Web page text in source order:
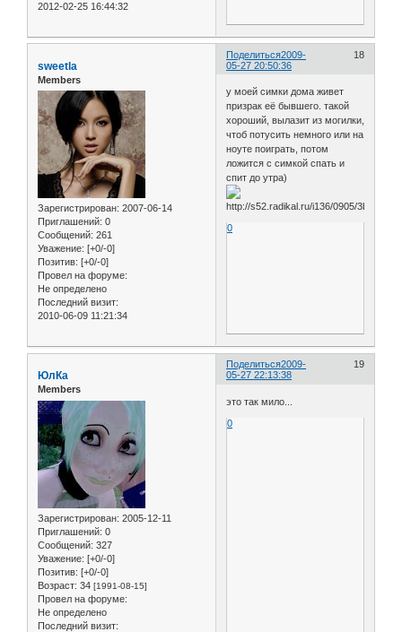
2012-02-25 16:44:32
Поделиться 18
2009-
05-27 20:50:36
sweetla
Members
Зарегистрирован: 2007-06-14
Приглашений: 0
Сообщений: 261
Уважение: [+0/-0]
Позитив: [+0/-0]
Провел на форуме:
Не определено
Последний визит:
2010-06-09 11:21:34
у моей симки дома живет
призрак её бывшего. такой
хороший, вылазит из могилки,
чтоб потусить немного или на
ноуте поиграть, потом
ложится с симкой спать и
спит до утра)
0
Поделиться 19
2009-
05-27 22:13:38
ЮлКа
Members
Зарегистрирован: 2005-12-11
Приглашений: 0
Сообщений: 327
Уважение: [+0/-0]
Позитив: [+0/-0]
Возраст: 34 [1991-08-15]
Провел на форуме:
Не определено
Последний визит:
это так мило...
0